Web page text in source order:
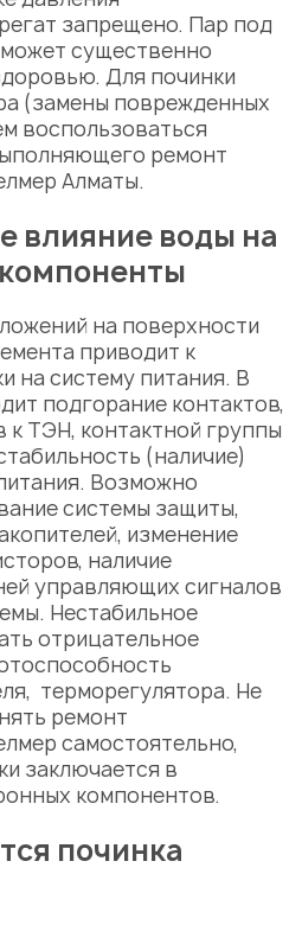
запрещено. Пар под
существенно
Для починки
(замены поврежденных
воспользоваться
ремонт
Алматы.
влияние воды на
на поверхности
приводит к
на систему питания. В
подгорание контактов,
к ТЭН, контактной группы
(наличие)
Возможно
системы защиты,
изменение
наличие
управляющих сигналов
Нестабильное
отрицательное
терморегулятора. Не
ремонт
самостоятельно,
заключается в
компонентов.
починка